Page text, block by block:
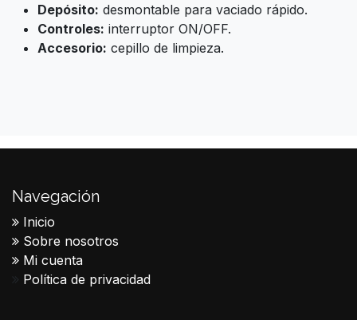
Depósito: desmontable para vaciado rápido.
Controles: interruptor ON/OFF.
Accesorio: cepillo de limpieza.
Navegación
Inicio
Sobre nosotros
Mi cuenta
Política de privacidad